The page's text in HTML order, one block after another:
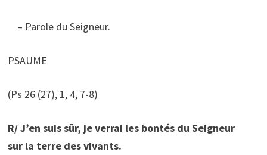
– Parole du Seigneur.
PSAUME
(Ps 26 (27), 1, 4, 7-8)
R/ J’en suis sûr, je verrai les bontés du Seigneur
sur la terre des vivants.